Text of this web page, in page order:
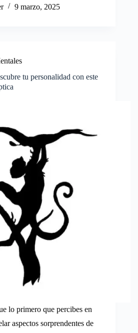
9 marzo, 2025
tu personalidad con este
lo primero que percibes en
aspectos sorprendentes de